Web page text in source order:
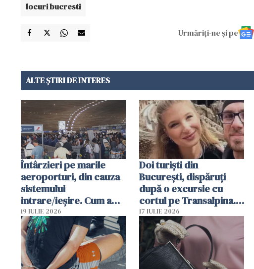
locuri bucresti
Urmăriți-ne și pe
ALTE ȘTIRI DE INTERES
Întârzieri pe marile
aeroporturi, din cauza
sistemului
intrare/ieșire. Cum a
ajuns o femeie să fie
arestată în Cluj-Napoca
19 IULIE 2026
Doi turiști din
București, dispăruți
după o excursie cu
cortul pe Transalpina.
Poliția și familia îi caută
17 IULIE 2026